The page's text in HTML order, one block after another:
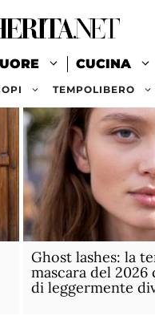
CUCINA
TEMPOLIBERO
Ghost lashes: la
mascara del 2026
di leggermente